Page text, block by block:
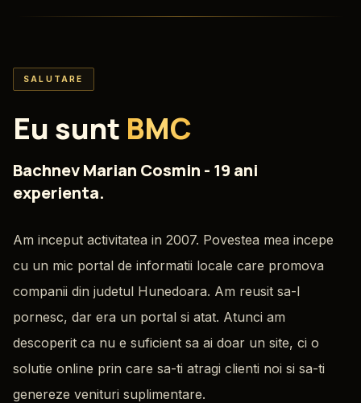
SALUTARE
Eu sunt BMC
Bachnev Marian Cosmin - 19 ani
experienta.
Am inceput activitatea in 2007. Povestea mea incepe
cu un mic portal de informatii locale care promova
companii din judetul Hunedoara. Am reusit sa-l
pornesc, dar era un portal si atat. Atunci am
descoperit ca nu e suficient sa ai doar un site, ci o
solutie online prin care sa-ti atragi clienti noi si sa-ti
genereze venituri suplimentare.